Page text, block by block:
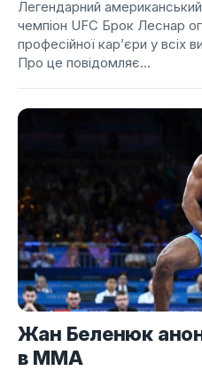
Легендарний
чемпіон UFC Брок Леснар
професійної кар’єри у всіх
Про це повідомляє...
Жан Беленюк
в ММА